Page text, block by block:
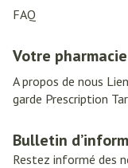
FAQ
Votre pharmacie
A propos de nous
garde Prescription
Bulletin
Restez informé des